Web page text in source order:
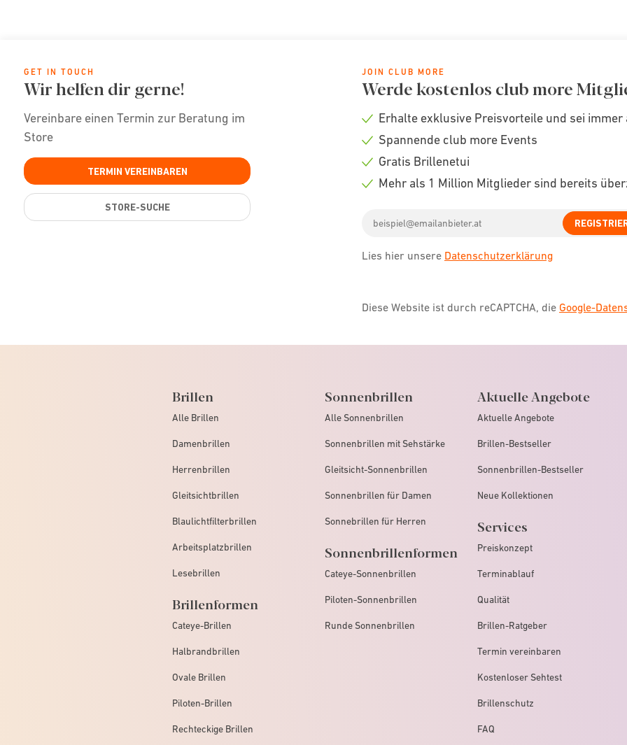
GET IN TOUCH
Wir helfen dir gerne!
Vereinbare einen Termin zur Beratung im
Store
TERMIN VEREINBAREN
STORE-SUCHE
JOIN CLUB MORE
Werde kostenlos club more
Check
Erhalte exklusive Preisvorteile und sei
Check
Spannende club more Events
Check
Gratis Brillenetui
Mehr als 1 Million Mitglieder sind bereits
address
Lies hier unsere Datenschutzerklärung
Diese Website ist durch reCAPTCHA, die Google-
Brillen
Alle Brillen
Damenbrillen
Herrenbrillen
Gleitsichtbrillen
Blaulichtfilterbrillen
Arbeitsplatzbrillen
Lesebrillen
Brillenformen
Cateye-Brillen
Halbrandbrillen
Ovale Brillen
Piloten-Brillen
Rechteckige Brillen
Sonnenbrillen
Alle Sonnenbrillen
Sonnenbrillen mit Sehstärke
Gleitsicht-Sonnenbrillen
Sonnenbrillen für Damen
Sonnebrillen für Herren
Sonnenbrillenformen
Cateye-Sonnenbrillen
Piloten-Sonnenbrillen
Runde Sonnenbrillen
Aktuelle Angebote
Aktuelle Angebote
Brillen-Bestseller
Sonnenbrillen-Bestseller
Neue Kollektionen
Services
Preiskonzept
Terminablauf
Qualität
Brillen-Ratgeber
Termin vereinbaren
Kostenloser Sehtest
Brillenschutz
FAQ